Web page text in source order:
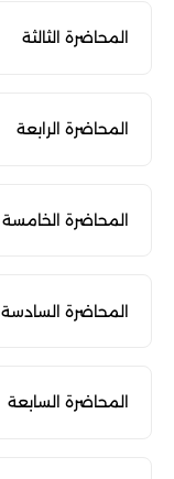
المحاضرة الثالثة
المحاضرة الرابعة
المحاضرة الخامسة
المحاضرة السادسة
المحاضرة السابعة